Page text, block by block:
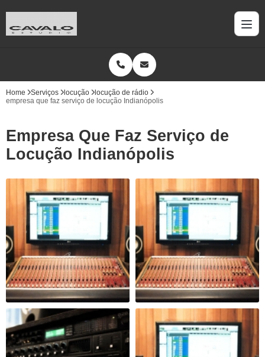
Home Serviços locução
locução de rádio
empresa que faz serviço de locução Indianópolis
Empresa Que Faz Serviço de
Locução Indianópolis